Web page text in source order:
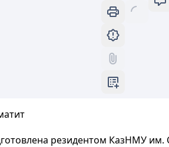
резидентом КазНМУ